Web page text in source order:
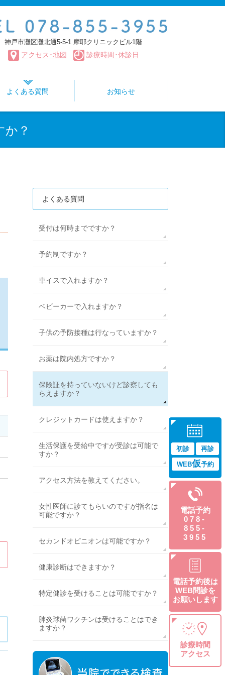
神戸市灘区灘北通5-5-1 摩耶クリニックビル1階
アクセス･地図 診療時間･休診日
よくある質問 お知らせ
？
よくある質問
受付は何時までですか？
予約制ですか？
車イスで入れますか？
ベビーカーで入れますか？
子供の予防接種は行なっていますか？
お薬は院内処方ですか？
保険証を持っていないけど診察しても
らえますか？
クレジットカードは使えますか？
生活保護を受給中ですが受診は可能で
すか？
アクセス方法を教えてください。
女性医師に診てもらいのですが指名は
可能ですか？
セカンドオピニオンは可能ですか？
健康診断はできますか？
特定健診を受けることは可能ですか？
肺炎球菌ワクチンは受けることはでき
ますか？
初診 再診
WEB仮予約
電話予約
078-
855-
3955
電話予約後は
WEB問診を
お願いします
診療時間
アクセス